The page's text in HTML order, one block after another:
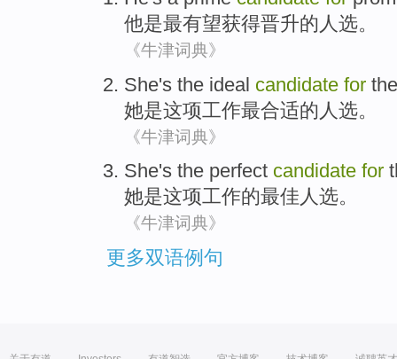
他是最有望获得晋升的人选。
《牛津词典》
She's the ideal candidate for
她是这项工作最合适的 人选。
《牛津词典》
She's the perfect candidate for
她是这项工作的最佳人选。
《牛津词典》
更多双语例句